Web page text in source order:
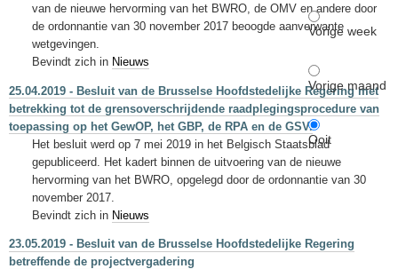
Vorige week
Vorige maand
Ooit
van de nieuwe hervorming van het BWRO, de OMV en andere door
de ordonnantie van 30 november 2017 beoogde aanverwante
wetgevingen.
Bevindt zich in Nieuws
25.04.2019 - Besluit van de Brusselse Hoofdstedelijke Regering met
betrekking tot de grensoverschrijdende raadplegingsprocedure van
toepassing op het GewOP, het GBP, de RPA en de GSV.
Het besluit werd op 7 mei 2019 in het Belgisch Staatsblad
gepubliceerd. Het kadert binnen de uitvoering van de nieuwe
hervorming van het BWRO, opgelegd door de ordonnantie van 30
november 2017.
Bevindt zich in Nieuws
23.05.2019 - Besluit van de Brusselse Hoofdstedelijke Regering
betreffende de projectvergadering